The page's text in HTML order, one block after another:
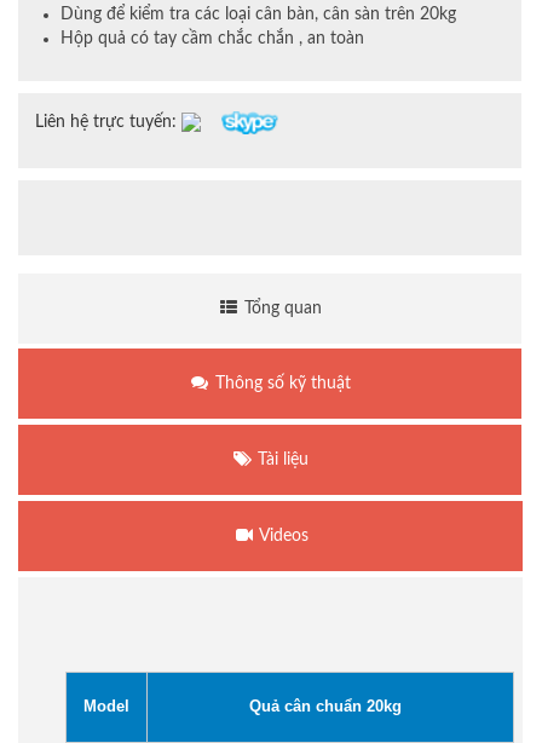
Dùng để kiểm tra các loại cân bàn, cân sàn trên 20kg
Hộp quả có tay cầm chắc chắn , an toàn
Liên hệ trực tuyến:
Tổng quan
Thông số kỹ thuật
Tài liệu
Videos
Model Quả cân chuẩn 20kg